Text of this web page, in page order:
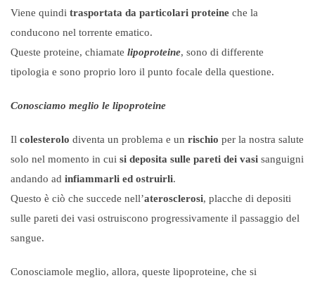
Viene quindi trasportata da particolari proteine che la
conducono nel torrente ematico.
Queste proteine, chiamate lipoproteine, sono di differente
tipologia e sono proprio loro il punto focale della questione.
Conosciamo meglio le lipoproteine
Il colesterolo diventa un problema e un rischio per la nostra salute
solo nel momento in cui si deposita sulle pareti dei vasi sanguigni
andando ad infiammarli ed ostruirli.
Questo è ciò che succede nell’aterosclerosi, placche di depositi
sulle pareti dei vasi ostruiscono progressivamente il passaggio del
sangue.
Conosciamole meglio, allora, queste lipoproteine, che si